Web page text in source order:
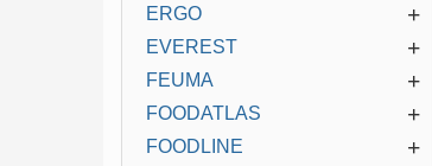
+
ERGO
+
EVEREST
+
FEUMA
+
FOODATLAS
+
FOODLINE